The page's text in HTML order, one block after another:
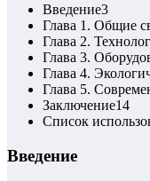
Введение3
Глава 1. Общие
Глава 2.
Глава 3.
Глава 4.
Глава 5.
Заключение14
Список
Введение